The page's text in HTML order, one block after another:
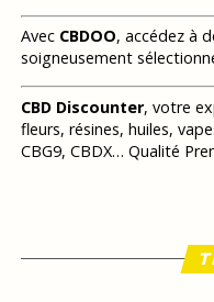
Avec CBDOO, accédez à
soigneusement
CBD Discounter, votre
fleurs, résines, huiles,
CBG9, CBDX… Qualité